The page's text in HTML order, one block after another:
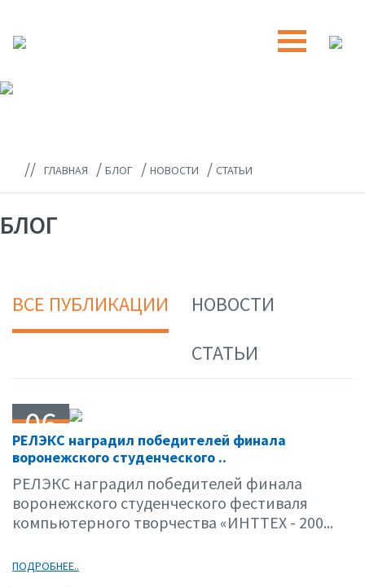
// ГЛАВНАЯ / БЛОГ / НОВОСТИ / СТАТЬИ
БЛОГ
ВСЕ ПУБЛИКАЦИИ
НОВОСТИ
СТАТЬИ
06
04.07
РЕЛЭКС наградил победителей финала
воронежского студенческого ..
РЕЛЭКС наградил победителей финала
воронежского студенческого фестиваля
компьютерного творчества «ИНТТЕХ - 200...
ПОДРОБНЕЕ..